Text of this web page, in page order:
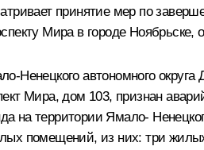
принятие мер по
Мира в городе
Ненецкого автономного
Мира, дом 103, признан
на территории Ямало-
помещений, из них: три